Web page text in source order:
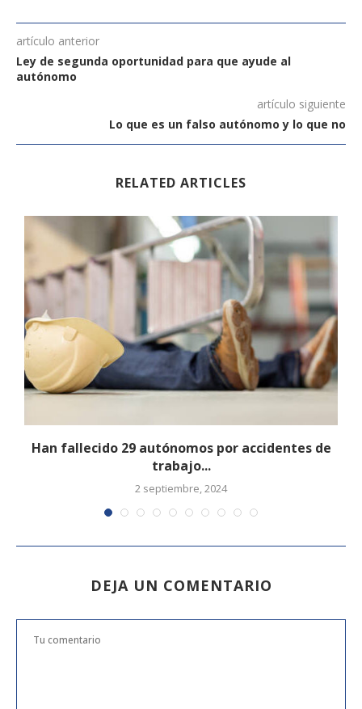
artículo anterior
Ley de segunda oportunidad para que ayude al
autónomo
artículo siguiente
Lo que es un falso autónomo y lo que no
RELATED ARTICLES
Han fallecido 29 autónomos por accidentes de
trabajo...
2 septiembre, 2024
DEJA UN COMENTARIO